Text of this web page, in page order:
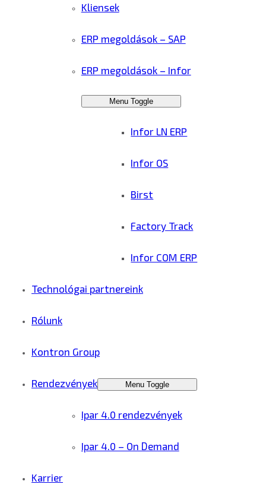
Kliensek
ERP megoldások – SAP
ERP megoldások – Infor
Menu Toggle
Infor LN ERP
Infor OS
Birst
Factory Track
Infor COM ERP
Technológai partnereink
Rólunk
Kontron Group
Rendezvények Menu Toggle
Ipar 4.0 rendezvények
Ipar 4.0 – On Demand
Karrier